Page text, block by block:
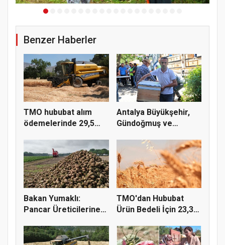
Benzer Haberler
TMO hububat alım
ödemelerinde 29,5
Antalya Büyükşehir,
Gündoğmuş ve
Bakan Yumaklı:
Pancar Üreticilerine
TMO'dan Hububat
Ürün Bedeli İçin 23,3